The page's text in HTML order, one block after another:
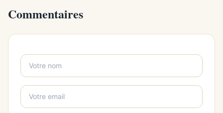
Commentaires